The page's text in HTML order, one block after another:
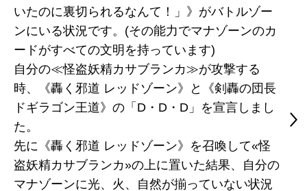
いたのに裏切られるなんて！」》がバトルゾー
ンにいる状況です。(その能力でマナゾーンのカ
ードがすべての文明を持っています)
自分の≪怪盗妖精カサブランカ≫が攻撃する
時、《轟く邪道 レッドゾーン》と《剣轟の団長
ドギラゴン王道》の「D・D・D」を宣言しまし
た。
先に《轟く邪道 レッドゾーン》を召喚して«怪
盗妖精カサブランカ»の上に置いた結果、自分の
マナゾーンに光、火、自然が揃っていない状況